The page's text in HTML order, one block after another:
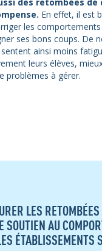
En effet, il est
les comportements
ses bons coups. De
ainsi moins
leurs élèves,
problèmes à gérer.
LES
SOUTIEN AU
ÉTABLISSEMENTS